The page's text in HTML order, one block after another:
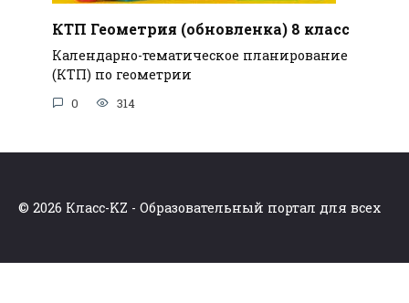
КТП Геометрия (обновленка) 8 класс
Календарно-тематическое планирование
(КТП) по геометрии
0 314
© 2026 Класс-KZ - Образовательный портал для всех